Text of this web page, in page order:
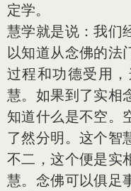
定学。
慧学就是说：我们
以知道从念佛的法
过程和功德受用
慧。如果到了实相
知道什么是不空。
了然分明。这个智
不二，这个便是实
慧。念佛可以俱足